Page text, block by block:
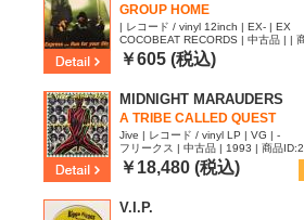
GROUP HOME
| レコード / vinyl 12inch | EX- | EX
COCOBEAT RECORDS | 中古品 | |
￥605 (税込)
MIDNIGHT MARAUDERS
A TRIBE CALLED QUEST
Jive | レコード / vinyl LP | VG | -
フリークス | 中古品 | 1993 | 商品
￥18,480 (税込)
V.I.P.